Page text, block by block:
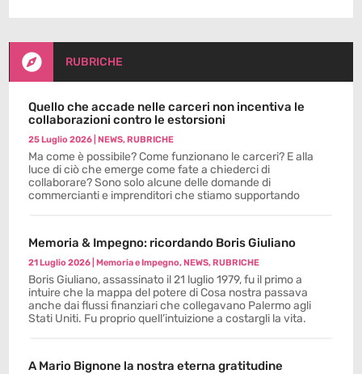
 RUBRICHE
Quello che accade nelle carceri non incentiva le
collaborazioni contro le estorsioni
25 Luglio 2026 |NEWS,RUBRICHE
Ma come è possibile? Come funzionano le carceri? E alla
luce di ciò che emerge come fate a chiederci di
collaborare? Sono solo alcune delle domande di
commercianti e imprenditori che stiamo supportando
Memoria & Impegno: ricordando Boris Giuliano
21 Luglio 2026 |Memoria e Impegno,NEWS,RUBRICHE
Boris Giuliano, assassinato il 21 luglio 1979, fu il primo a
intuire che la mappa del potere di Cosa nostra passava
anche dai flussi finanziari che collegavano Palermo agli
Stati Uniti. Fu proprio quell’intuizione a costargli la vita.
A Mario Bignone la nostra eterna gratitudine